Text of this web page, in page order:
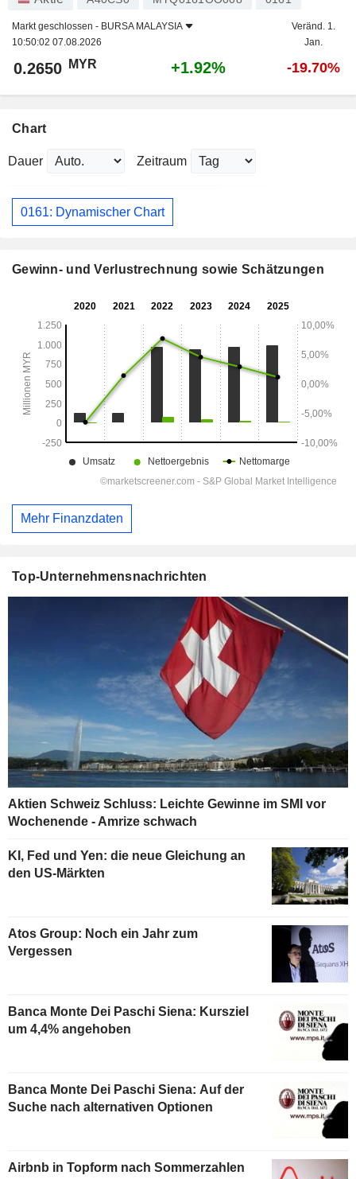
Markt geschlossen - BURSA MALAYSIA
10:50:02 07.08.2026
Veränd. 1.
Jan.
0.2650 MYR +1.92% -19.70%
Chart
Dauer Zeitraum
0161: Dynamischer Chart
Gewinn- und Verlustrechnung sowie Schätzungen
Mehr Finanzdaten
Top-Unternehmensnachrichten
Aktien Schweiz Schluss: Leichte Gewinne im SMI vor
Wochenende - Amrize schwach
KI, Fed und Yen: die neue Gleichung an
den US-Märkten
Atos Group: Noch ein Jahr zum
Vergessen
Banca Monte Dei Paschi Siena: Kursziel
um 4,4% angehoben
Banca Monte Dei Paschi Siena: Auf der
Suche nach alternativen Optionen
Airbnb in Topform nach Sommerzahlen